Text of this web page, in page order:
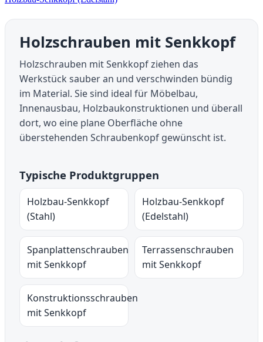
Holzschrauben mit Senkkopf
Holzschrauben mit Senkkopf ziehen das
Werkstück sauber an und verschwinden bündig
im Material. Sie sind ideal für Möbelbau,
Innenausbau, Holzbaukonstruktionen und überall
dort, wo eine plane Oberfläche ohne
überstehenden Schraubenkopf gewünscht ist.
Typische Produktgruppen
Holzbau-Senkkopf
(Stahl)
Holzbau-Senkkopf
(Edelstahl)
Spanplattenschrauben
mit Senkkopf
Terrassenschrauben
mit Senkkopf
Konstruktionsschrauben
mit Senkkopf